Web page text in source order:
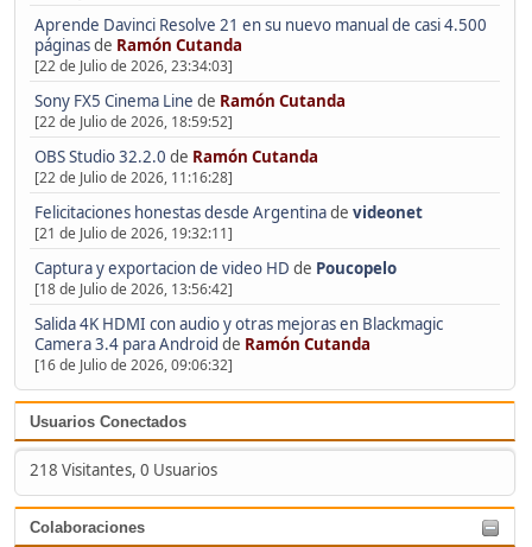
Aprende Davinci Resolve 21 en su nuevo manual de casi 4.500
páginasde Ramón Cutanda
[22 de Julio de 2026, 23:34:03]
Sony FX5 Cinema Line de Ramón Cutanda
[22 de Julio de 2026, 18:59:52]
OBS Studio 32.2.0 de Ramón Cutanda
[22 de Julio de 2026, 11:16:28]
Felicitaciones honestas desde Argentinade videonet
[21 de Julio de 2026, 19:32:11]
Captura y exportacion de video HD de Poucopelo
[18 de Julio de 2026, 13:56:42]
Salida 4K HDMI con audio y otras mejoras en Blackmagic
Camera 3.4 para Android de Ramón Cutanda
[16 de Julio de 2026, 09:06:32]
Usuarios Conectados
218 Visitantes, 0 Usuarios
Colaboraciones